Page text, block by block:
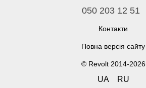
050 203 12 51
Контакти
Повна версія сайту
© Revolt 2014-2026
UA RU